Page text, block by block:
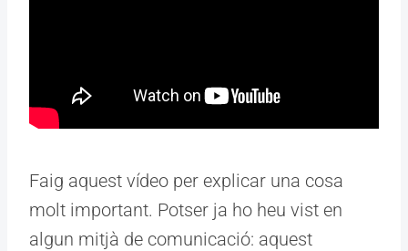
Faig aquest vídeo per explicar una cosa
molt important. Potser ja ho heu vist en
algun mitjà de comunicació: aquest